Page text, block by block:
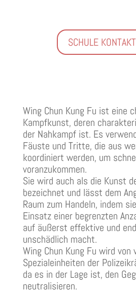
SCHULE
Wing Chun Kung Fu ist eine
Kampfkunst, deren
der Nahkampf ist. Es
Fäuste und Tritte, die aus
koordiniert werden, um
voranzukommen.
Sie wird auch als die Kunst
bezeichnet und lässt dem
Raum zum Handeln, indem
Einsatz einer begrenzten
auf äußerst effektive und
unschädlich macht.
Wing Chun Kung Fu wird von
Spezialeinheiten der
da es in der Lage ist, den
neutralisieren.